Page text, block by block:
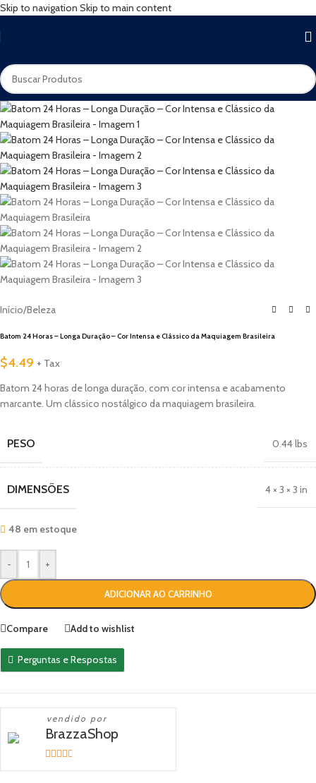
Skip to navigation Skip to main content
Início/Beleza
Batom 24 Horas – Longa Duração – Cor Intensa e Clássico da Maquiagem Brasileira
$4.49 + Tax
Batom 24 horas de longa duração, com cor intensa e acabamento
marcante. Um clássico nostálgico da maquiagem brasileira.
PESO 0.44 lbs
DIMENSÕES 4 × 3 × 3 in
48 em estoque
- +
ADICIONAR AO CARRINHO
Compare Add to wishlist
Perguntas e Respostas
vendido por
BrazzaShop
2.33